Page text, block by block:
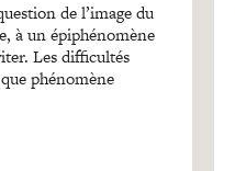
de l’image du
à un épiphénomène
Les difficultés
phénomène